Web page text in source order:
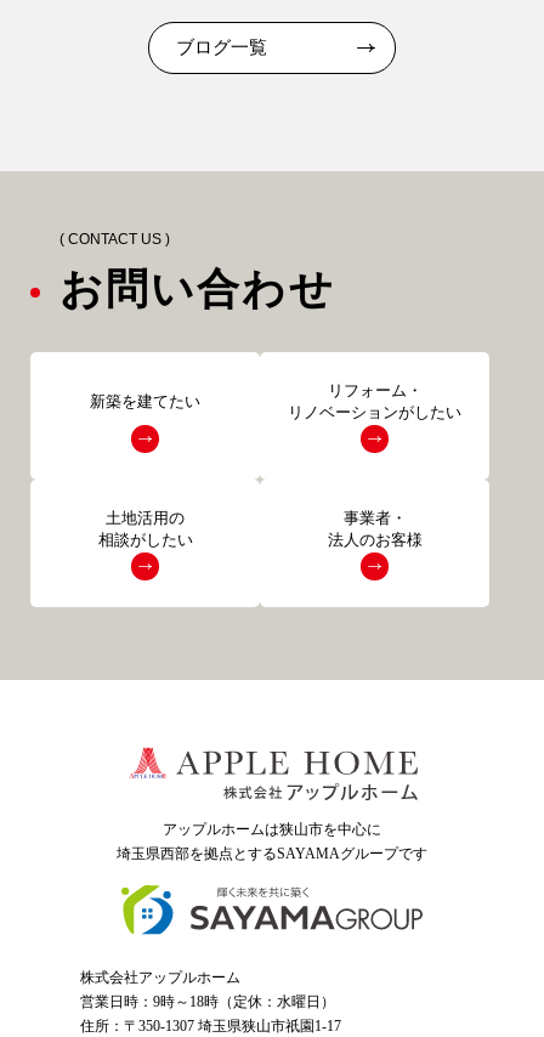
ブログ一覧
( CONTACT US )
お問い合わせ
新築を建てたい
リフォーム・
リノベーションがしたい
土地活用の
相談がしたい
事業者・
法人のお客様
アップルホームは狭山市を中心に
埼玉県西部を拠点とするSAYAMAグループです
株式会社アップルホーム
営業日時：9時～18時（定休：水曜日）
住所：〒350-1307 埼玉県狭山市祇園1-17